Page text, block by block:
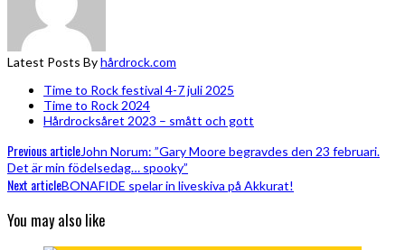
Latest Posts Byhårdrock.com
Time to Rock festival 4-7 juli 2025
Time to Rock 2024
Hårdrocksåret 2023 – smått och gott
Previous articleJohn Norum: ”Gary Moore begravdes den 23 februari.
Det är min födelsedag… spooky”
Next articleBONAFIDE spelar in liveskiva på Akkurat!
You may also like